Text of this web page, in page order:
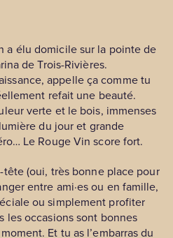
a élu domicile sur la pointe de
de Trois-Rivières.
appelle ça comme tu
refait une beauté.
verte et le bois, immenses
du jour et grande
Le Rouge Vin score fort.
(oui, très bonne place pour
entre ami·es ou en famille,
ou simplement profiter
les occasions sont bonnes
Et tu as l’embarras du